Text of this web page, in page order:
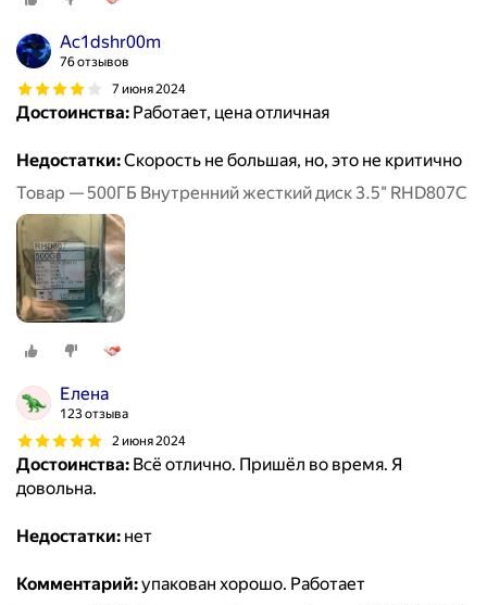
Ac1dshr00m
76 отзывов
7 июня 2024
Достоинства: Работает, цена отличная
Недостатки:Скорость не большая, но, это не критично
Товар — 500ГБ Внутренний жесткий диск 3.5" RHD807C
Елена
123 отзыва
2 июня 2024
Достоинства: Всё отлично. Пришёл во время. Я
довольна.
Недостатки: нет
Комментарий:упакован хорошо. Работает